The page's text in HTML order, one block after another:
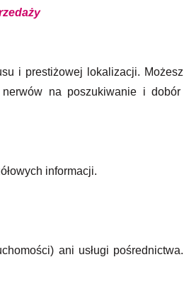
i prestiżowej lokalizacji. Możesz
na poszukiwanie i dobór
informacji.
ani usługi pośrednictwa.